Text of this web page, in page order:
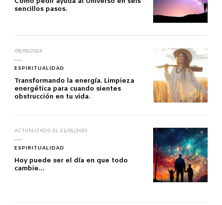
sencillos pasos.
08/06/2024
ESPIRITUALIDAD
Transformando la energía. Limpieza
energética para cuando sientes
obstrucción en tu vida.
ACTUALIZADO EL 21/05/2025
ESPIRITUALIDAD
Hoy puede ser el día en que todo
cambie…